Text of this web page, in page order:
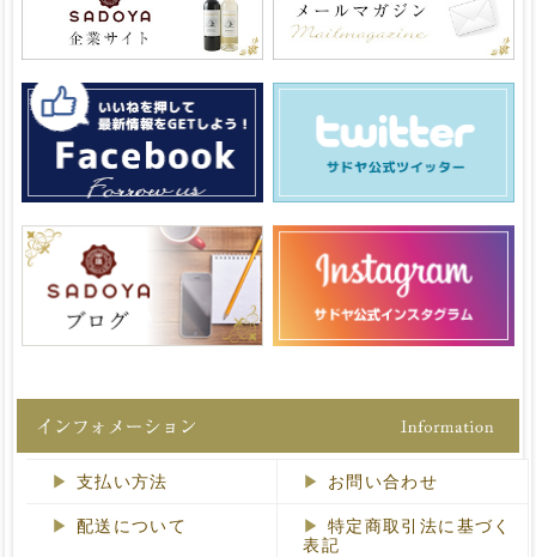
支払い方法 お問い合わせ
配送について
特定商取引法に基づく
表記